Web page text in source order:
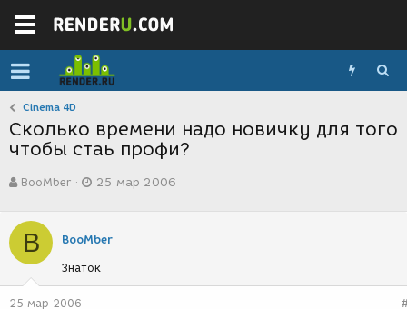
Cinema 4D
Сколько времени надо новичку для того
чтобы стаь профи?
в
о
р
т
е
м
ы
BooMber
а
с
з
д
25 мар 2006
B BooMber
Знаток
25 мар 2006